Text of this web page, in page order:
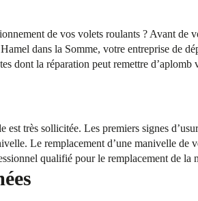
de vos volets roulants ? Avant de
dans la Somme, votre entreprise de
dont la réparation peut remettre d’aplomb
très sollicitée. Les premiers signes
Le remplacement d’une manivelle de
qualifié pour le remplacement de la